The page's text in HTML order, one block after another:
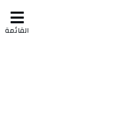
القائمة